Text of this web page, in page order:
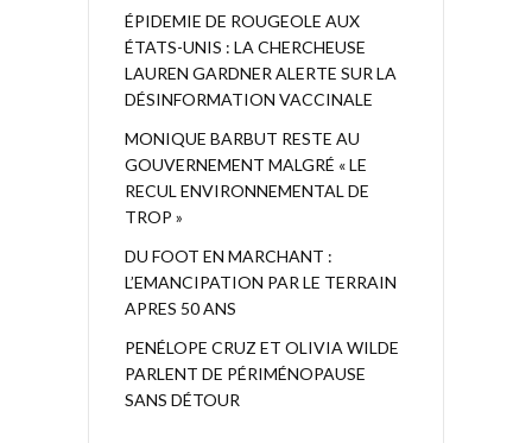
ÉPIDEMIE DE ROUGEOLE AUX
ÉTATS-UNIS : LA CHERCHEUSE
LAUREN GARDNER ALERTE SUR LA
DÉSINFORMATION VACCINALE
MONIQUE BARBUT RESTE AU
GOUVERNEMENT MALGRÉ « LE
RECUL ENVIRONNEMENTAL DE
TROP »
DU FOOT EN MARCHANT :
L’EMANCIPATION PAR LE TERRAIN
APRES 50 ANS
PENÉLOPE CRUZ ET OLIVIA WILDE
PARLENT DE PÉRIMÉNOPAUSE
SANS DÉTOUR